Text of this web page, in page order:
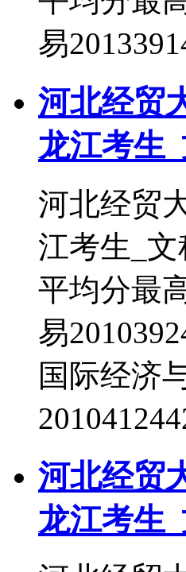
易
河北经贸
龙江考生
河北经贸
江考生_
平均分最
易
国际经济
河北经贸
龙江考生